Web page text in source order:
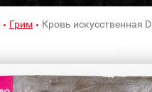
Грим Кровь искусственная